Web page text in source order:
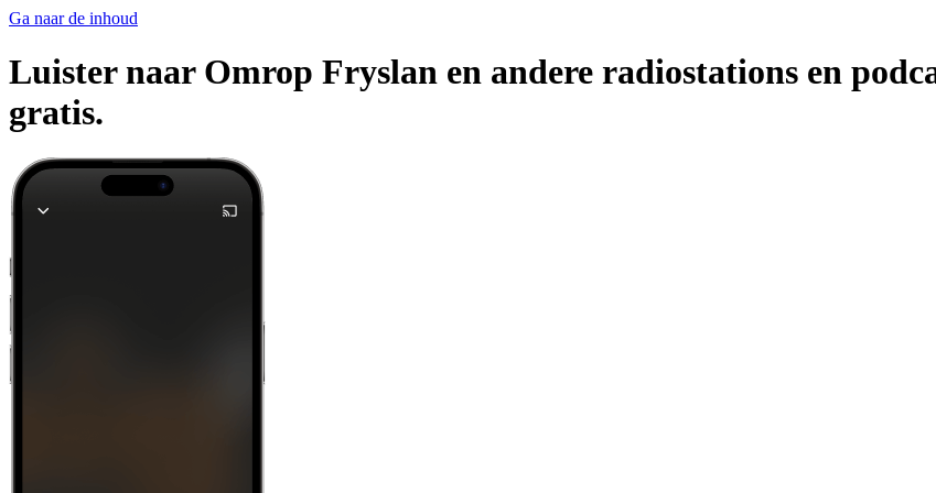
Ga naar de inhoud
Luister naar Omrop Fryslan en andere radiostations en
gratis.